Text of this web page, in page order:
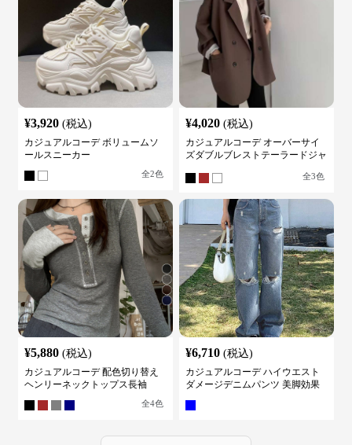
¥3,920 (税込)
カジュアルコーデ ボリュームソ
ールスニーカー
全2色
¥4,020 (税込)
カジュアルコーデ オーバーサイ
ズダブルブレストテーラードジャ
全3色
¥5,880 (税込)
カジュアルコーデ 配色切り替え
ヘンリーネックトップス長袖
全4色
¥6,710 (税込)
カジュアルコーデ ハイウエスト
ダメージデニムパンツ 美脚効果